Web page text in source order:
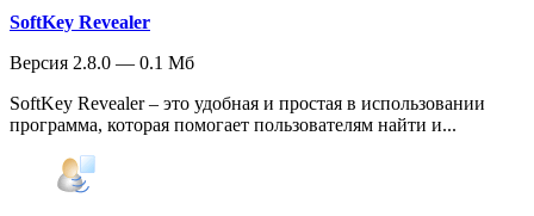
SoftKey Revealer
Версия 2.8.0 — 0.1 Мб
SoftKey Revealer – это удобная и простая в использовании
программа, которая помогает пользователям найти и...